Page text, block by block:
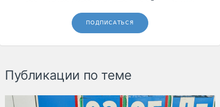
ПОДПИСАТЬСЯ
Публикации по теме